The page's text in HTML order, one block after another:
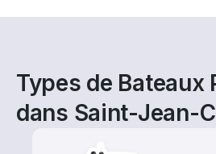
Types de Bateaux
dans Saint-Jean-